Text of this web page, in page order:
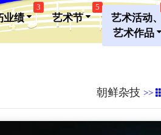
业绩
3
艺术节
5
艺术活动、
艺术作品
朝鲜杂技 >>